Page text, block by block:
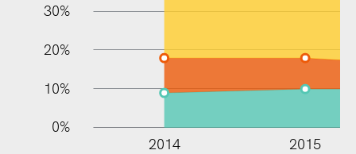
30%
20%
10%
0%
2014 2015